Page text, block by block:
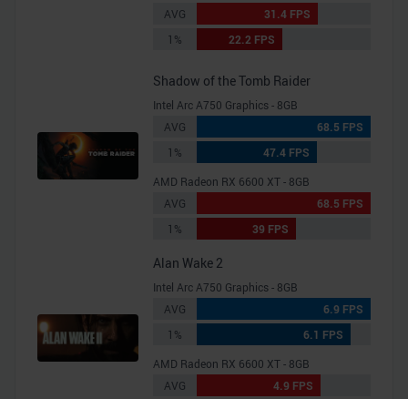
AVG
31.4 FPS
1%
22.2 FPS
Shadow of the Tomb Raider
Intel Arc A750 Graphics - 8GB
AVG
68.5 FPS
1%
47.4 FPS
AMD Radeon RX 6600 XT - 8GB
AVG
68.5 FPS
1%
39 FPS
Alan Wake 2
Intel Arc A750 Graphics - 8GB
AVG
6.9 FPS
1%
6.1 FPS
AMD Radeon RX 6600 XT - 8GB
AVG
4.9 FPS